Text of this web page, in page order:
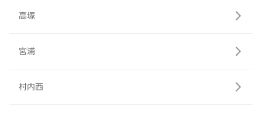
高塚
宮浦
村内西